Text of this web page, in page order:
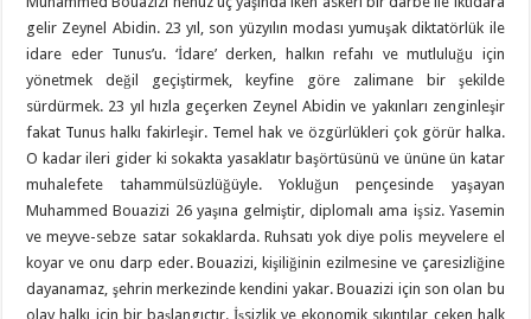
gelir Zeynel Abidin. 23 yıl, son yüzyılın modası yumuşak diktatörlük ile
idare eder Tunus’u. ‘İdare’ derken, halkın refahı ve mutluluğu için
yönetmek değil geçiştirmek, keyfine göre zalimane bir şekilde
sürdürmek. 23 yıl hızla geçerken Zeynel Abidin ve yakınları zenginleşir
fakat Tunus halkı fakirleşir. Temel hak ve özgürlükleri çok görür halka.
O kadar ileri gider ki sokakta yasaklatır başörtüsünü ve ününe ün katar
muhalefete tahammülsüzlüğüyle. Yokluğun pençesinde yaşayan
Muhammed Bouazizi 26 yaşına gelmiştir, diplomalı ama işsiz. Yasemin
ve meyve-sebze satar sokaklarda. Ruhsatı yok diye polis meyvelere el
koyar ve onu darp eder. Bouazizi, kişiliğinin ezilmesine ve çaresizliğine
dayanamaz, şehrin merkezinde kendini yakar. Bouazizi için son olan bu
olay halkı için bir başlangıçtır. İşsizlik ve ekonomik sıkıntılar çeken halk